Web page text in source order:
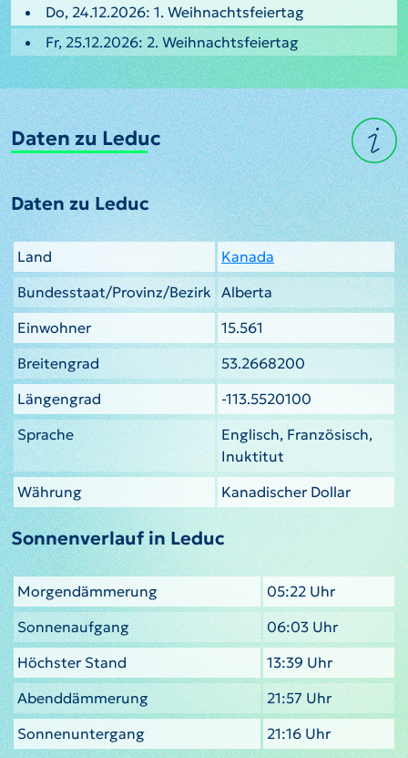
Do, 24.12.2026: 1. Weihnachtsfeiertag
Fr, 25.12.2026: 2. Weihnachtsfeiertag
Daten zu Leduc
Daten zu Leduc
Land
Kanada
Bundesstaat/Provinz/Bezirk Alberta
Einwohner
15.561
Breitengrad
53.2668200
Längengrad
-113.5520100
Sprache
Englisch, Französisch,
Inuktitut
Währung
Kanadischer Dollar
Sonnenverlauf in Leduc
Morgendämmerung
05:22 Uhr
Sonnenaufgang
06:03 Uhr
Höchster Stand
13:39 Uhr
Abenddämmerung
21:57 Uhr
Sonnenuntergang
21:16 Uhr